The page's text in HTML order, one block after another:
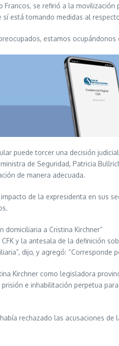
Francos, se refirió a la
sí está tomando medidas al
estamos ocupándonos
puede torcer una decisión
de Seguridad, Patricia
de manera adecuada.
de la expresidenta en sus
domiciliaria a Cristina Kirchner”
y la antesala de la definición
dijo, y agregó:
Kirchner como legisladora
e inhabilitación perpetua
rechazado las acusaciones